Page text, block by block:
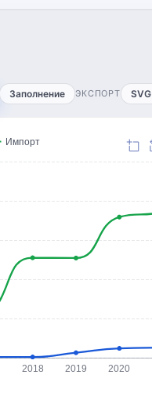
Заполнение ЭКСПОРТ SVG
2018 2019 2020
Импорт